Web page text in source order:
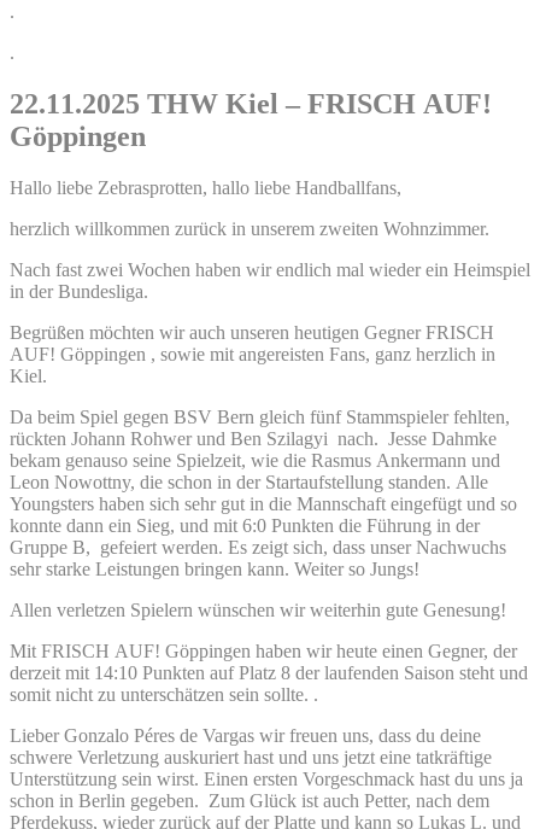
.
.
22.11.2025 THW Kiel – FRISCH AUF!
Göppingen
Hallo liebe Zebrasprotten, hallo liebe Handballfans,
herzlich willkommen zurück in unserem zweiten Wohnzimmer.
Nach fast zwei Wochen haben wir endlich mal wieder ein Heimspiel
in der Bundesliga.
Begrüßen möchten wir auch unseren heutigen Gegner FRISCH
AUF! Göppingen , sowie mit angereisten Fans, ganz herzlich in
Kiel.
Da beim Spiel gegen BSV Bern gleich fünf Stammspieler fehlten,
rückten Johann Rohwer und Ben Szilagyi nach. Jesse Dahmke
bekam genauso seine Spielzeit, wie die Rasmus Ankermann und
Leon Nowottny, die schon in der Startaufstellung standen. Alle
Youngsters haben sich sehr gut in die Mannschaft eingefügt und so
konnte dann ein Sieg, und mit 6:0 Punkten die Führung in der
Gruppe B, gefeiert werden. Es zeigt sich, dass unser Nachwuchs
sehr starke Leistungen bringen kann. Weiter so Jungs!
Allen verletzen Spielern wünschen wir weiterhin gute Genesung!
Mit FRISCH AUF! Göppingen haben wir heute einen Gegner, der
derzeit mit 14:10 Punkten auf Platz 8 der laufenden Saison steht und
somit nicht zu unterschätzen sein sollte. .
Lieber Gonzalo Péres de Vargas wir freuen uns, dass du deine
schwere Verletzung auskuriert hast und uns jetzt eine tatkräftige
Unterstützung sein wirst. Einen ersten Vorgeschmack hast du uns ja
schon in Berlin gegeben. Zum Glück ist auch Petter, nach dem
Pferdekuss, wieder zurück auf der Platte und kann so Lukas L. und